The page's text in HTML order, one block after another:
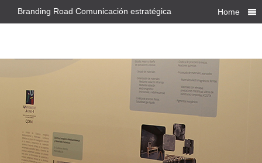
Branding Road Comunicación estratégica Home